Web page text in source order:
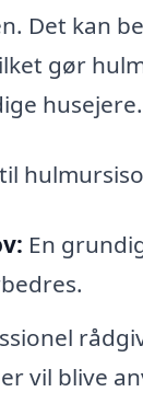
Det kan
gør
husejere.
En
vil blive